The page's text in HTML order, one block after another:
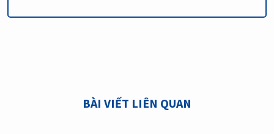
BÀI VIẾT LIÊN QUAN